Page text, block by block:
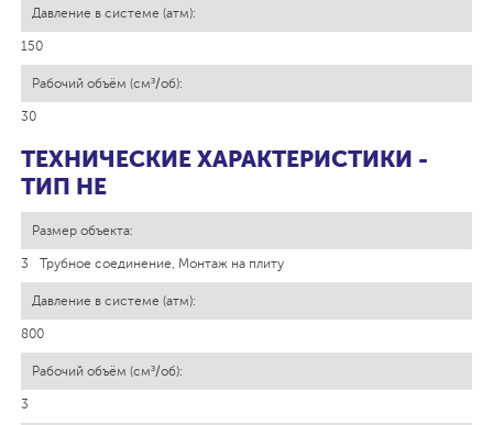
150
30
ТЕХНИЧЕСКИЕ ХАРАКТЕРИСТИКИ -
ТИП HE
3 Трубное соединение, Монтаж на плиту
800
3